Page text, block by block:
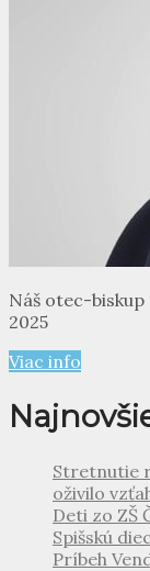
Náš otec-
2025
Viac info
Stretnutie
oživilo
Deti zo ZŠ
Spišskú
Príbeh